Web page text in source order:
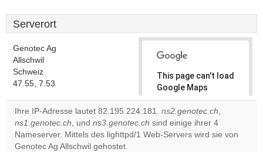
Serverort
Genotec Ag
Allschwil
Schweiz
47.55, 7.53
This page can't load
Google Maps
correctly.
Do you
own this
OK
Ihre IP-Adresse lautet 82.195.224.181. ns2.genotec.ch,
ns1.genotec.ch, und ns3.genotec.ch sind einige ihrer 4
Nameserver. Mittels des lighttpd/1 Web-Servers wird sie von
Genotec Ag Allschwil gehostet.